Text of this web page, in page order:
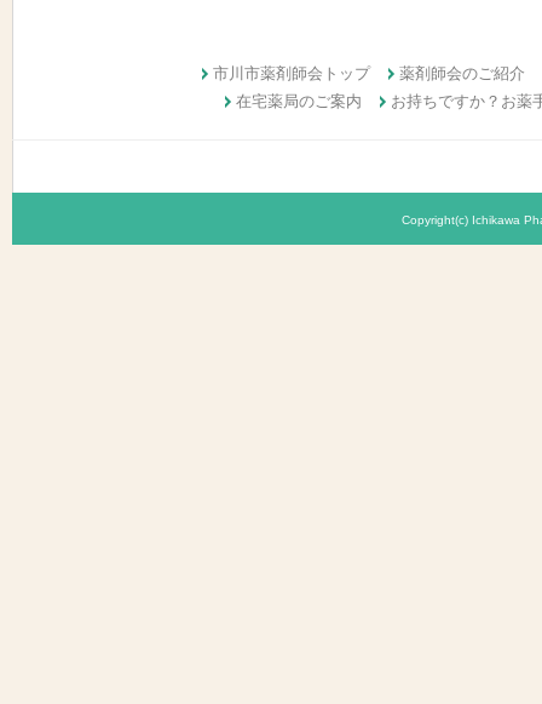
市川市薬剤師会トップ
薬剤師会のご紹介
在宅薬局のご案内
お持ちですか？お薬
Copyright(c) Ichikawa